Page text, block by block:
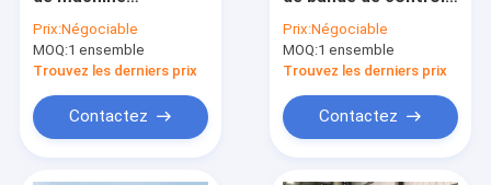
Cerclage de l'éolienne de bande
Machine à emballer automatique
feuillard PP PET pour
l'emballage
automatique
Prix:Négociable
MOQ:1 ensemble
Trouvez les derniers prix
Contactez
d'extrusion de bande
de PET recyclée de
200 kW
Prix:Négociable
MOQ:1 ensemble
Trouvez les derniers prix
Contactez